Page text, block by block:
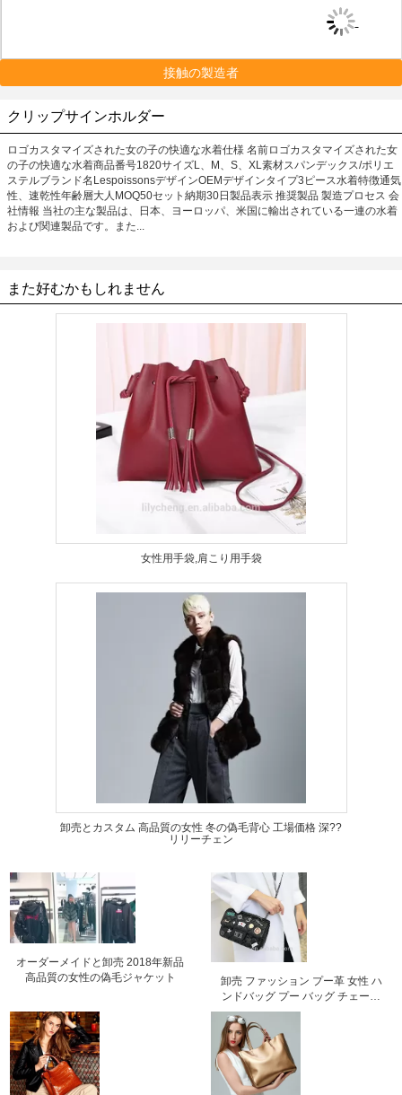
接触の製造者
クリップサインホルダー
ロゴカスタマイズされた女の子の快適な水着仕様 名前ロゴカスタマイズされた女
の子の快適な水着商品番号1820サイズL、M、S、XL素材スパンデックス/ポリエ
ステルブランド名LespoissonsデザインOEMデザインタイプ3ピース水着特徴通気
性、速乾性年齢層大人MOQ50セット納期30日製品表示 推奨製品 製造プロセス 会
社情報 当社の主な製品は、日本、ヨーロッパ、米国に輸出されている一連の水着
および関連製品です。また...
また好むかもしれません
女性用手袋,肩こり用手袋
卸売とカスタム 高品質の女性 冬の偽毛背心 工場価格 深??
リリーチェン
オーダーメイドと卸売 2018年新品
高品質の女性の偽毛ジャケット
卸売 ファッション プー革 女性 ハ
ンドバッグ プー バッグ チェーン
バッグ クロスボディ バッグ 工場価
格 深?? リリー チェン